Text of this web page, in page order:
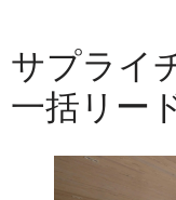
サプライ
一括リー